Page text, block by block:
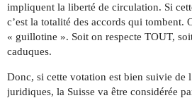
impliquent la liberté de circulation. Si
c’est la totalité des accords qui tombent.
« guillotine ». Soit on respecte TOUT,
caduques.
Donc, si cette votation est bien suivie de
juridiques, la Suisse va être considérée